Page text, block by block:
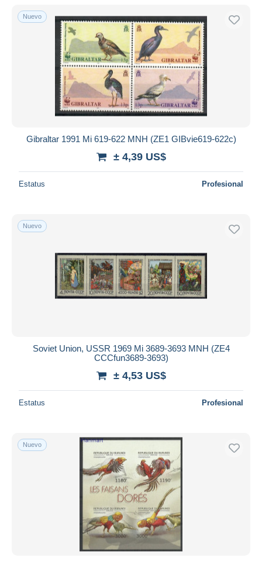
Sólo con descuento
Envío gratis
Métodos de pago
PayPal
Transferencia bancaria
Visa
Mastercard
Deseleccionar todo
Mundo entero
Aplicar
Nuevo
Gibraltar 1991 Mi 619-622 MNH (ZE1 GIBvie619-622c)
± 4,39 US$
Estatus Profesional
Nuevo
Soviet Union, USSR 1969 Mi 3689-3693 MNH (ZE4
CCCfun3689-3693)
± 4,53 US$
Estatus Profesional
Nuevo